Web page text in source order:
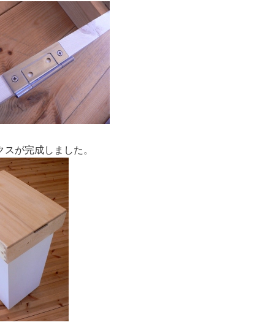
スが完成しました。